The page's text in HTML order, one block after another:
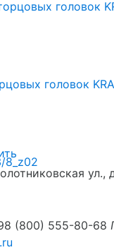
головок
ул.,
8 (800) 555-80-68